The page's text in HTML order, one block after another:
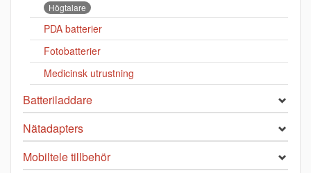
Högtalare
PDA batterier
Fotobatterier
Medicinsk utrustning
Batteriladdare
Nätadapters
Mobiltele tillbehör